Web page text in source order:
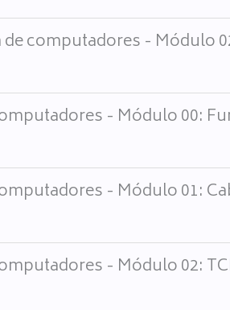
computadores - Módulo
- Módulo 00:
- Módulo 01:
- Módulo 02: